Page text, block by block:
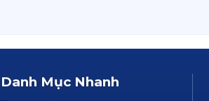
Danh Mục Nhanh